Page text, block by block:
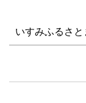
いすみふるさと